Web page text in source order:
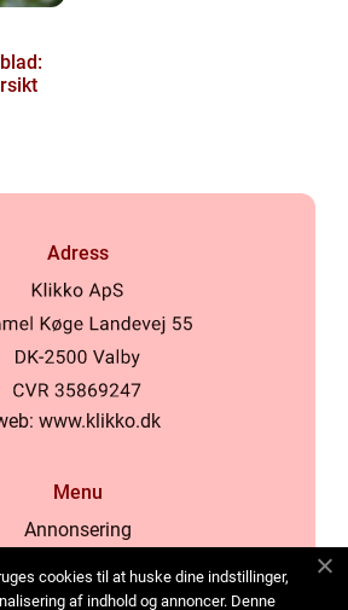
Adress
www.klikko.dk
Menu
Annonsering
Cookies
cookies til at huske dine indstillinger,
af indhold og annoncer. Denne